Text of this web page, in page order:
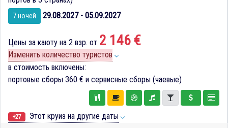
7 ночей 29.08.2027 - 05.09.2027
Цены за каюту на 2 взр. от 2 146 €
Изменить количество туристов
в стоимость включены:
портовые сборы 360 € и сервисные сборы (чаевые)
+27 Этот круиз на другие даты